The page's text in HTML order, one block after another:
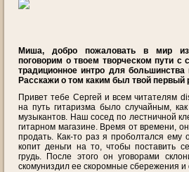
Миша, добро пожаловать в мир
поговорим о твоем творческом пути с
традиционное интро для большинства
Расскажи о том каким был твой первый
Привет тебе Сергей и всем читателям
на путь гитаризма было случайным,
музыкантов. Наш сосед по лестничной
гитарном магазине. Время от времени,
продать. Как-то раз я проболтался ему
копит деньги на то, чтобы поставить
грудь. После этого он уговорами
скомуниздил ее скоромные сбережения и